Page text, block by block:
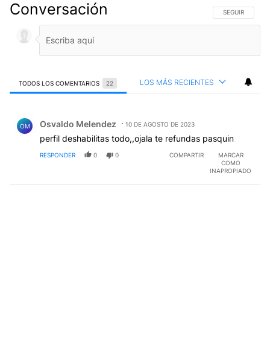
Conversación SIGA ESTA
SEGUIR
TODOS LOS COMENTARIOS 22 LOS MÁS RECIENTES
OM Osvaldo Melendez 10 DE AGOSTO DE 2023
perfil deshabilitas todo,,ojala te refundas pasquin
RESPONDER 0 0 COMPARTIR
MARCAR
COMO
INAPROPIADO